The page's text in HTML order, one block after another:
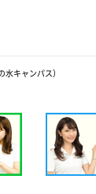
キャンパス）